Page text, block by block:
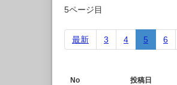
5ページ目
最新 3 4 5 6
No 投稿日